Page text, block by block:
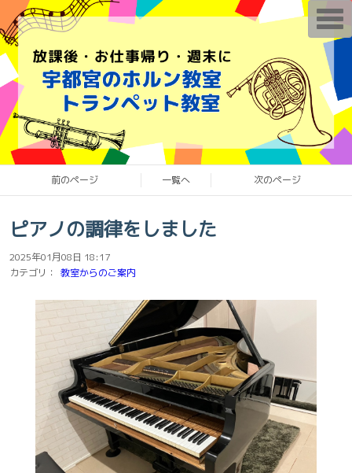
前のページ 一覧へ 次のページ
ピアノの調律をしました
2025年01月08日 18:17
カテゴリ：
教室からのご案内
T
o
g
e
n
v
g
a
i